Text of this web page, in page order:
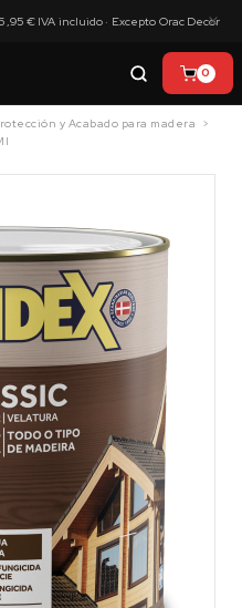
€ IVA incluido · Excepto Orac Decor
×
0
y Acabado para madera